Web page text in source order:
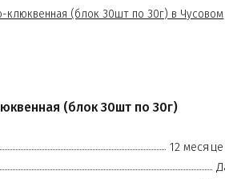
(блок 30шт по 30г)
12